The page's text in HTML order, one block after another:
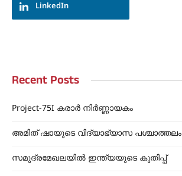
LinkedIn
Recent Posts
Project-75I കരാർ നിർണ്ണായകം
അമിത് ഷായുടെ വിദ്യാഭ്യാസ പശ്ചാത്തലം
സമുദ്രമേഖലയിൽ ഇന്ത്യയുടെ കുതിപ്പ്